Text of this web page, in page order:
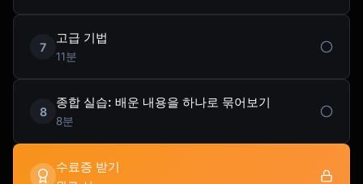
7
고급 기법
11분
8
종합 실습: 배운 내용을 하나로 묶어보기
8분
수료증 받기